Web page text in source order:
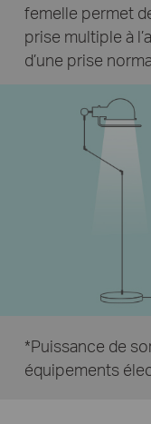
femelle permet
prise multiple à
d’une prise
*Puissance de
équipements